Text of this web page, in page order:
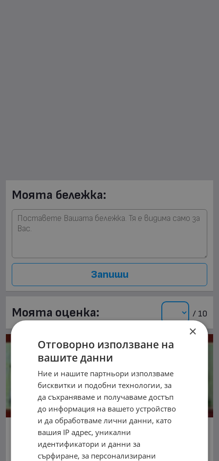
Моята бележка:
Запиши
Моята оценка: / 10
МОНЦАКАР - АВТОЧАСТИ НОВИ И
ВТОРА УПОТРЕБА
×
Отговорно използване на
вашите данни
Ние и нашите партньори използваме
бисквитки и подобни технологии, за
да съхраняваме и получаваме достъп
до информация на вашето устройство
и да обработваме лични данни, като
вашия IP адрес, уникални
идентификатори и данни за
сърфиране, за персонализирани